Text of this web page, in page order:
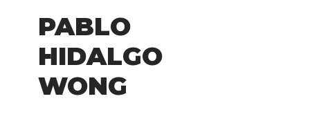
PABLO
HIDALGO
WONG